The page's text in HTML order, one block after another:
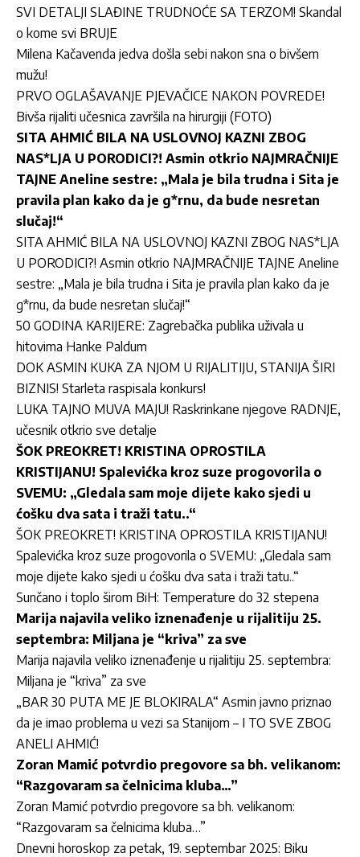
SVI DETALJI SLAĐINE TRUDNOĆE SA TERZOM! Skandal
o kome svi BRUJE
Milena Kačavenda jedva došla sebi nakon sna o bivšem
mužu!
PRVO OGLAŠAVANJE PJEVAČICE NAKON POVREDE!
Bivša rijaliti učesnica završila na hirurgiji (FOTO)
SITA AHMIĆ BILA NA USLOVNOJ KAZNI ZBOG
NAS*LJA U PORODICI?! Asmin otkrio NAJMRAČNIJE
TAJNE Aneline sestre: „Mala je bila trudna i Sita je
pravila plan kako da je g*rnu, da bude nesretan
slučaj!“
SITA AHMIĆ BILA NA USLOVNOJ KAZNI ZBOG NAS*LJA
U PORODICI?! Asmin otkrio NAJMRAČNIJE TAJNE Aneline
sestre: „Mala je bila trudna i Sita je pravila plan kako da je
g*rnu, da bude nesretan slučaj!“
50 GODINA KARIJERE: Zagrebačka publika uživala u
hitovima Hanke Paldum
DOK ASMIN KUKA ZA NJOM U RIJALITIJU, STANIJA ŠIRI
BIZNIS! Starleta raspisala konkurs!
LUKA TAJNO MUVA MAJU! Raskrinkane njegove RADNJE,
učesnik otkrio sve detalje
ŠOK PREOKRET! KRISTINA OPROSTILA
KRISTIJANU! Spalevićka kroz suze progovorila o
SVEMU: „Gledala sam moje dijete kako sjedi u
ćošku dva sata i traži tatu..“
ŠOK PREOKRET! KRISTINA OPROSTILA KRISTIJANU!
Spalevićka kroz suze progovorila o SVEMU: „Gledala sam
moje dijete kako sjedi u ćošku dva sata i traži tatu..“
Sunčano i toplo širom BiH: Temperature do 32 stepena
Marija najavila veliko iznenađenje u rijalitiju 25.
septembra: Miljana je “kriva” za sve
Marija najavila veliko iznenađenje u rijalitiju 25. septembra:
Miljana je “kriva” za sve
„BAR 30 PUTA ME JE BLOKIRALA“ Asmin javno priznao
da je imao problema u vezi sa Stanijom – I TO SVE ZBOG
ANELI AHMIĆ!
Zoran Mamić potvrdio pregovore sa bh. velikanom:
“Razgovaram sa čelnicima kluba…”
Zoran Mamić potvrdio pregovore sa bh. velikanom:
“Razgovaram sa čelnicima kluba…”
Dnevni horoskop za petak, 19. septembar 2025: Biku